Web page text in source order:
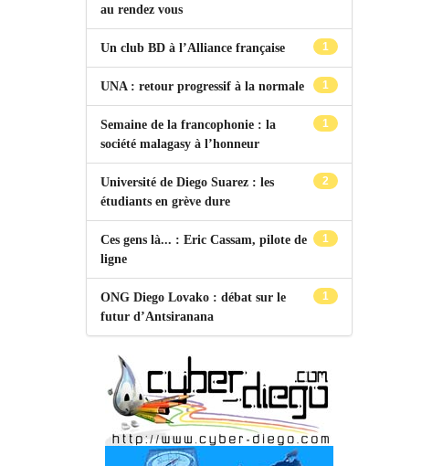
au rendez vous
1
Un club BD à l’Alliance française
1
UNA : retour progressif à la normale
1
Semaine de la francophonie : la
société malagasy à l’honneur
2
Université de Diego Suarez : les
étudiants en grève dure
1
Ces gens là... : Eric Cassam, pilote de
ligne
1
ONG Diego Lovako : débat sur le
futur d’Antsiranana